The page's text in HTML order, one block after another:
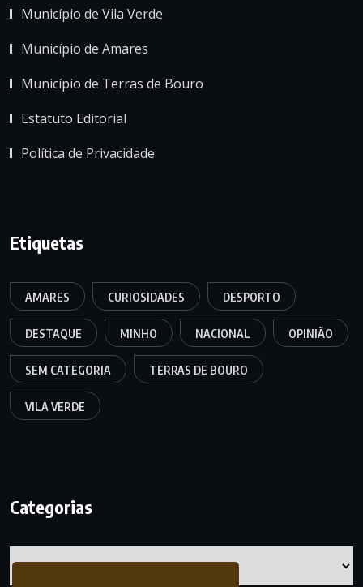
Município de Vila Verde
Município de Amares
Município de Terras de Bouro
Estatuto Editorial
Política de Privacidade
Etiquetas
AMARES CURIOSIDADES DESPORTO
DESTAQUE MINHO NACIONAL OPINIÃO
SEM CATEGORIA TERRAS DE BOURO
VILA VERDE
Categorias